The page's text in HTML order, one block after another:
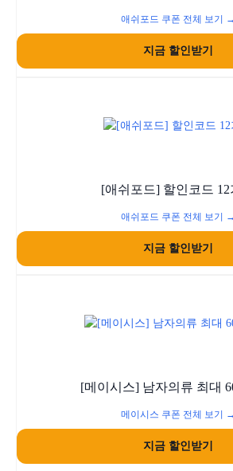
애쉬포드 쿠폰 전체 보기 →
지금 할인받기
[애쉬포드] 할인코드 12
애쉬포드 쿠폰 전체 보기 →
지금 할인받기
[메이시스] 남자의류 최대
메이시스 쿠폰 전체 보기 →
지금 할인받기